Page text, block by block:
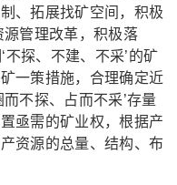
、拓展找矿空间，积极
管理改革，积极落
不探、不建、不采’的矿
一策措施，合理确定近
不探、占而不采’存量
亟需的矿业权，根据产
资源的总量、结构、布